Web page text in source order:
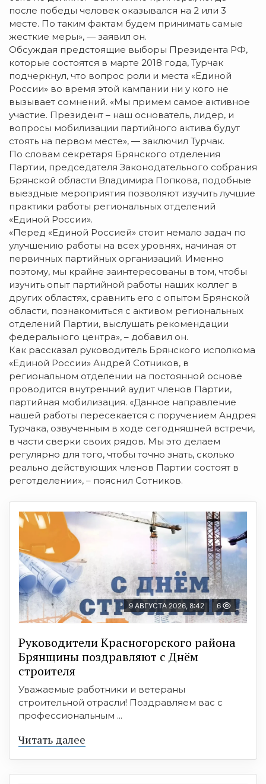
после победы человек оказывался на 2 или 3
месте. По таким фактам будем принимать самые
жесткие меры», — заявил он.
Обсуждая предстоящие выборы Президента РФ,
которые состоятся в марте 2018 года, Турчак
подчеркнул, что вопрос роли и места «Единой
России» во время этой кампании ни у кого не
вызывает сомнений. «Мы примем самое активное
участие. Президент – наш основатель, лидер, и
вопросы мобилизации партийного актива будут
стоять на первом месте», — заключил Турчак.
По словам секретаря Брянского отделения
Партии, председателя Законодательного собрания
Брянской области Владимира Попкова, подобные
выездные мероприятия позволяют изучить лучшие
практики работы региональных отделений
«Единой России».
«Перед «Единой Россией» стоит немало задач по
улучшению работы на всех уровнях, начиная от
первичных партийных организаций. Именно
поэтому, мы крайне заинтересованы в том, чтобы
изучить опыт партийной работы наших коллег в
других областях, сравнить его с опытом Брянской
области, познакомиться с активом региональных
отделений Партии, выслушать рекомендации
федерального центра», – добавил он.
Как рассказал руководитель Брянского исполкома
«Единой России» Андрей Сотников, в
региональном отделении на постоянной основе
проводится внутренний аудит членов Партии,
партийная мобилизация. «Данное направление
нашей работы пересекается с поручением Андрея
Турчака, озвученным в ходе сегодняшней встречи,
в части сверки своих рядов. Мы это делаем
регулярно для того, чтобы точно знать, сколько
реально действующих членов Партии состоят в
реготделении», – пояснил Сотников.
9 АВГУСТА 2026, 8:42 6
Руководители Красногорского района
Брянщины поздравляют с Днём
строителя
Уважаемые работники и ветераны
строительной отрасли! Поздравляем вас с
профессиональным ...
Читать далее